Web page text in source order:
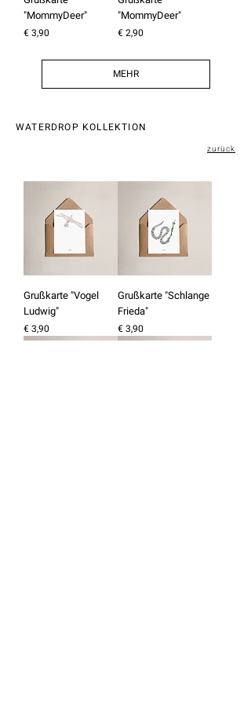
"MommyDeer"
Preis
€ 3,90
"MommyDeer"
Preis
€ 2,90
MEHR
WATERDROP KOLLEKTION
zurück
Grußkarte "Vogel
Ludwig"
Preis
€ 3,90
Grußkarte "Schlange
Frieda"
Preis
€ 3,90